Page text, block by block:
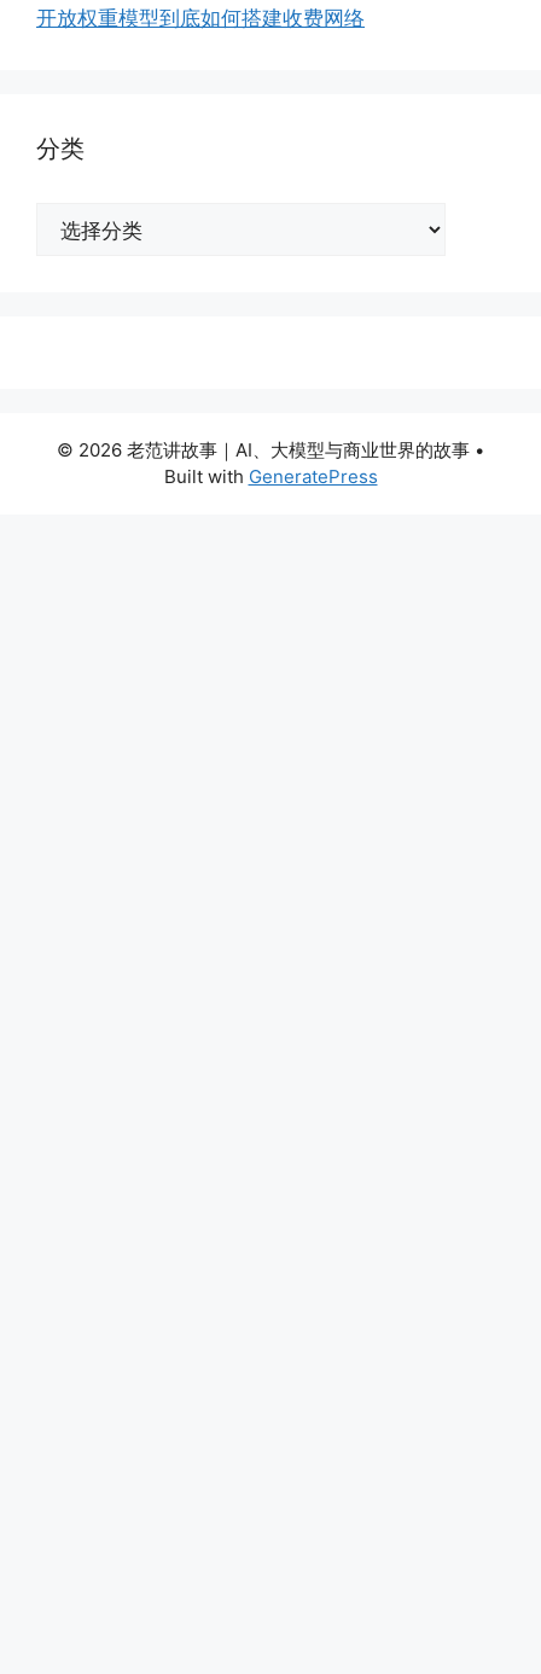
开放权重模型到底如何搭建收费网络
分类
© 2026 老范讲故事｜AI、大模型与商业世界的故事 •
Built with GeneratePress